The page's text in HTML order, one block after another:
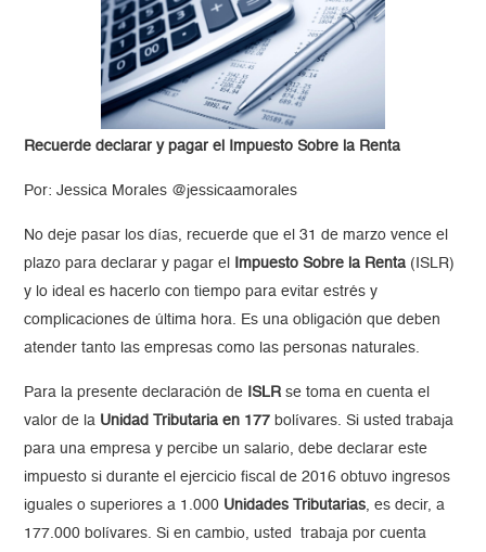
Recuerde declarar y pagar el Impuesto Sobre la Renta
Por: Jessica Morales @jessicaamorales
No deje pasar los días, recuerde que el 31 de marzo vence el
plazo para declarar y pagar el
Impuesto Sobre la Renta (ISLR)
y lo ideal es hacerlo con tiempo para evitar estrés y
complicaciones de última hora. Es una obligación que deben
atender tanto las empresas como las personas naturales.
Para la presente declaración de ISLR se toma en cuenta el
valor de la Unidad Tributaria en 177 bolívares. Si usted trabaja
para una empresa y percibe un salario, debe declarar este
impuesto si durante el ejercicio fiscal de 2016 obtuvo ingresos
iguales o superiores a 1.000 Unidades Tributarias, es decir, a
177.000 bolívares. Si en cambio, usted trabaja por cuenta